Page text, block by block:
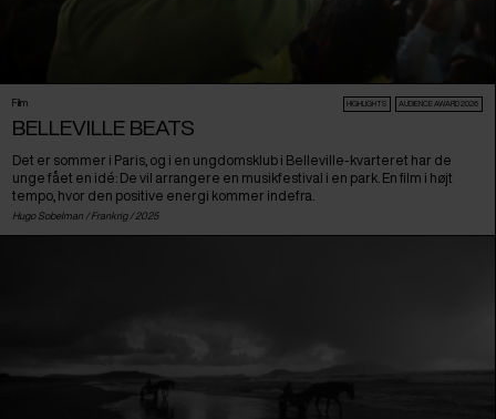
Film HIGHLIGHTS AUDIENCE AWARD 2026
BELLEVILLE BEATS
Det er sommer i Paris, og i en ungdomsklub i Belleville-kvarteret har de
unge fået en idé: De vil arrangere en musikfestival i en park. En film i højt
tempo, hvor den positive energi kommer indefra.
Hugo Sobelman / Frankrig/ 2025